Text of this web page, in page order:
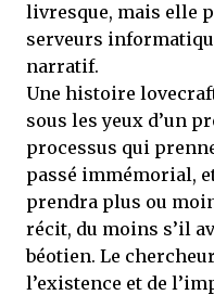
livresque, mais elle
serveurs
narratif.
Une histoire
sous les yeux d’un
processus qui
passé immémorial,
prendra plus ou
récit, du moins s’il
béotien. Le
l’existence et de